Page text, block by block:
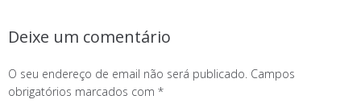
Deixe um comentário
O seu endereço de email não será publicado. Campos
obrigatórios marcados com *